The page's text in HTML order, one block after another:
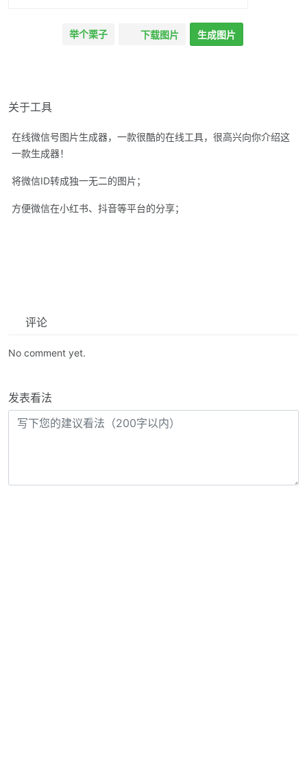
举个栗子 下载图片 生成图片
关于工具
在线微信号图片生成器，一款很酷的在线工具，很高兴向你介绍这
一款生成器！
将微信ID转成独一无二的图片；
方便微信在小红书、抖音等平台的分享；
评论
No comment yet.
发表看法